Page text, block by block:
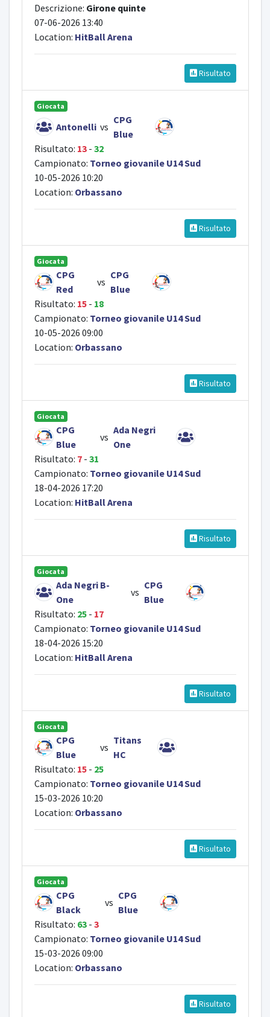
Descrizione: Girone quinte
07-06-2026 13:40
Location: HitBall Arena
Risultato
Giocata
Antonelli vs
CPG
Blue
Risultato: 13 - 32
Campionato: Torneo giovanile U14 Sud
10-05-2026 10:20
Location: Orbassano
Risultato
Giocata
CPG
Red
vs
CPG
Blue
Risultato: 15 - 18
Campionato: Torneo giovanile U14 Sud
10-05-2026 09:00
Location: Orbassano
Risultato
Giocata
CPG
Blue
vs
Ada Negri
One
Risultato: 7 - 31
Campionato: Torneo giovanile U14 Sud
18-04-2026 17:20
Location: HitBall Arena
Risultato
Giocata
Ada Negri B-
One
vs
CPG
Blue
Risultato: 25 - 17
Campionato: Torneo giovanile U14 Sud
18-04-2026 15:20
Location: HitBall Arena
Risultato
Giocata
CPG
Blue
vs
Titans
HC
Risultato: 15 - 25
Campionato: Torneo giovanile U14 Sud
15-03-2026 10:20
Location: Orbassano
Risultato
Giocata
CPG
Black
vs
CPG
Blue
Risultato: 63 - 3
Campionato: Torneo giovanile U14 Sud
15-03-2026 09:00
Location: Orbassano
Risultato